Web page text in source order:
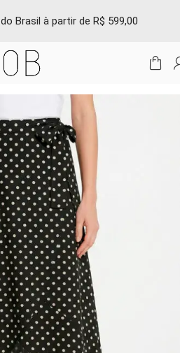
Brasil à partir de R$ 599,00